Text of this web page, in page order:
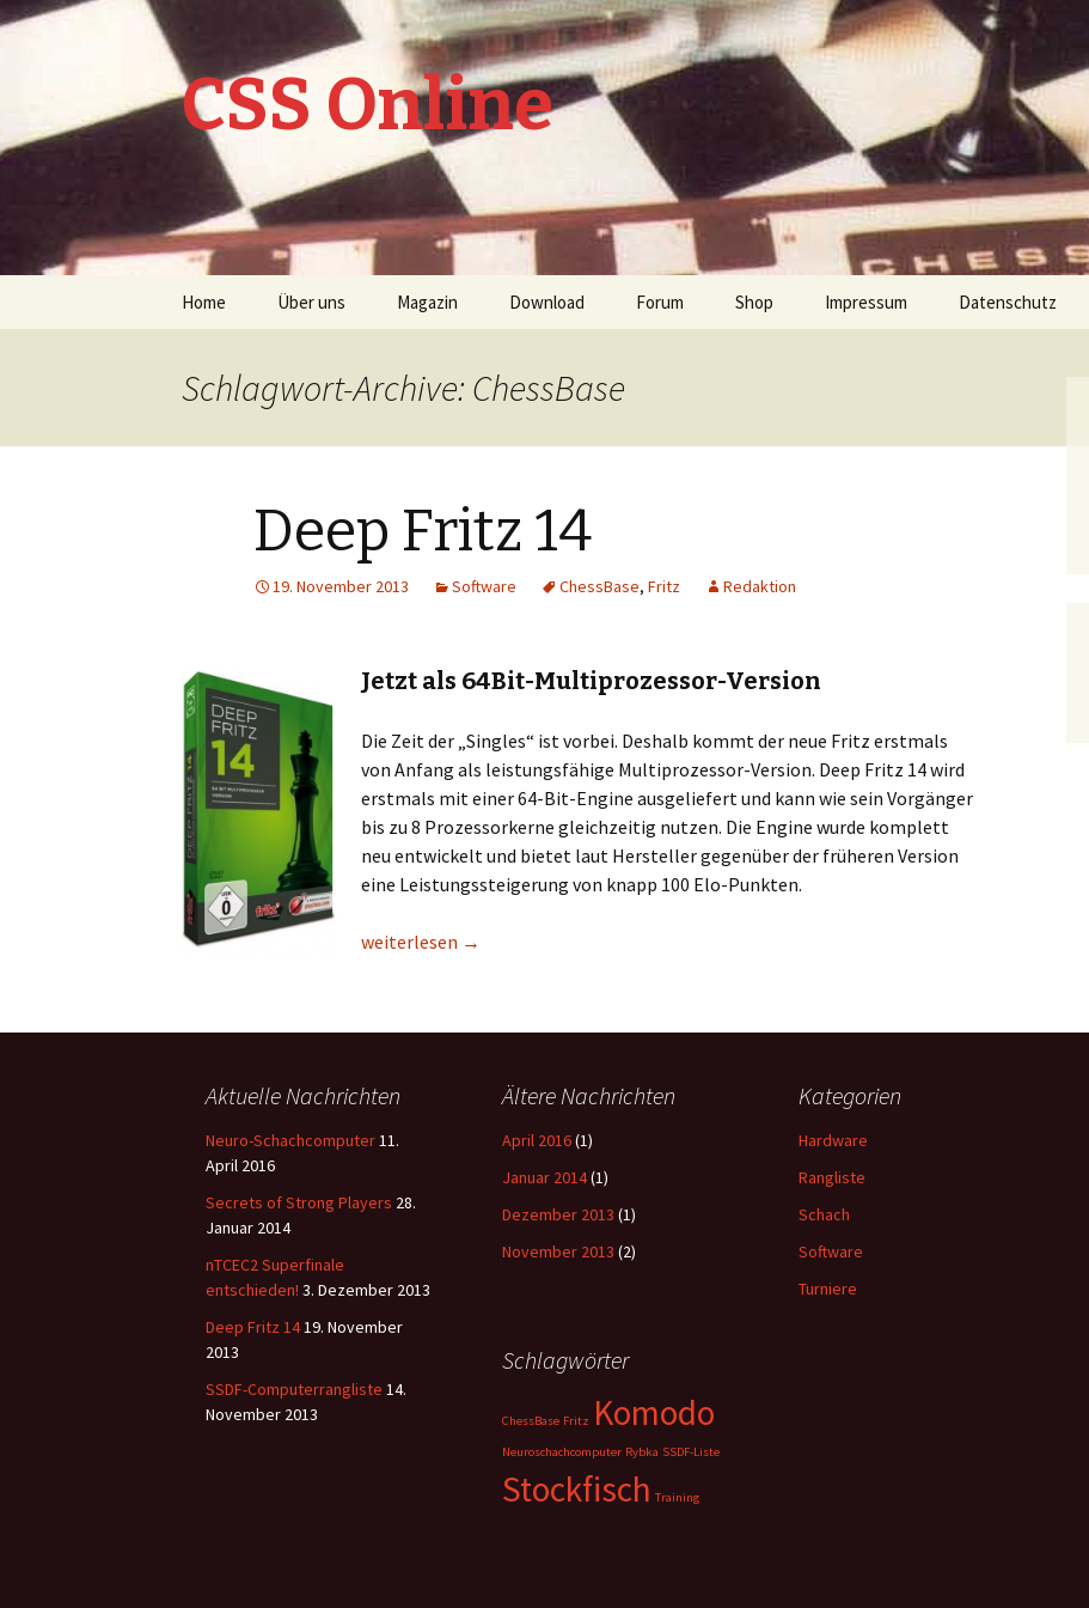
CSS Online
Home Über uns Magazin Download Forum Shop Impressum Datenschutz
Schlagwort-Archive: ChessBase
Deep Fritz 14
19. November 2013 Software ChessBase, Fritz Redaktion
Jetzt als 64Bit-Multiprozessor-Version
Die Zeit der „Singles“ ist vorbei. Deshalb kommt der neue Fritz erstmals
von Anfang als leistungsfähige Multiprozessor-Version. Deep Fritz 14 wird
erstmals mit einer 64-Bit-Engine ausgeliefert und kann wie sein Vorgänger
bis zu 8 Prozessorkerne gleichzeitig nutzen. Die Engine wurde komplett
neu entwickelt und bietet laut Hersteller gegenüber der früheren Version
eine Leistungssteigerung von knapp 100 Elo-Punkten.
Deep Fritz 14
weiterlesen →
Aktuelle Nachrichten
Neuro-Schachcomputer11.
April 2016
Secrets of Strong Players 28.
Januar 2014
nTCEC2 Superfinale
entschieden! 3. Dezember 2013
Deep Fritz 1419. November
2013
SSDF-Computerrangliste 14.
November 2013
Ältere Nachrichten
April 2016(1)
Januar 2014(1)
Dezember 2013 (1)
November 2013 (2)
Kategorien
Hardware
Rangliste
Schach
Software
Turniere
Schlagwörter
ChessBase Fritz Komodo
Neuroschachcomputer Rybka SSDF-Liste
Stockfisch Training